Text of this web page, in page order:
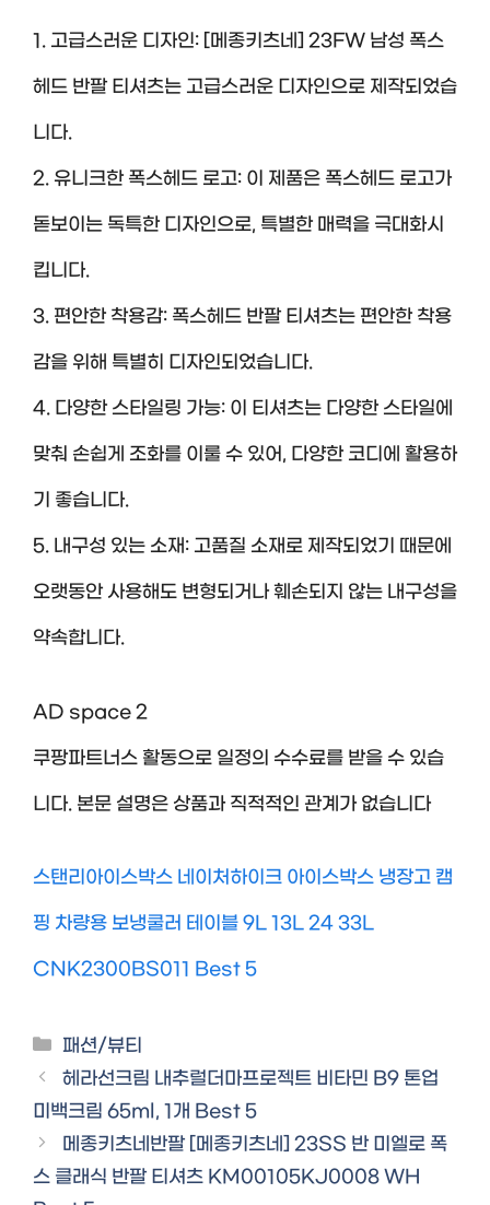
1. 고급스러운 디자인: [메종키츠네] 23FW 남성 폭스
헤드 반팔 티셔츠는 고급스러운 디자인으로 제작되었습
니다.
2. 유니크한 폭스헤드 로고: 이 제품은 폭스헤드 로고가
돋보이는 독특한 디자인으로, 특별한 매력을 극대화시
킵니다.
3. 편안한 착용감: 폭스헤드 반팔 티셔츠는 편안한 착용
감을 위해 특별히 디자인되었습니다.
4. 다양한 스타일링 가능: 이 티셔츠는 다양한 스타일에
맞춰 손쉽게 조화를 이룰 수 있어, 다양한 코디에 활용하
기 좋습니다.
5. 내구성 있는 소재: 고품질 소재로 제작되었기 때문에
오랫동안 사용해도 변형되거나 훼손되지 않는 내구성을
약속합니다.
AD space 2
쿠팡파트너스 활동으로 일정의 수수료를 받을 수 있습
니다. 본문 설명은 상품과 직적적인 관계가 없습니다
스탠리아이스박스 네이처하이크 아이스박스 냉장고 캠
핑 차량용 보냉쿨러 테이블 9L 13L 24 33L
CNK2300BS011 Best 5
Categories
패션/뷰티
헤라선크림 내추럴더마프로젝트 비타민 B9 톤업
미백크림 65ml, 1개 Best 5
메종키츠네반팔 [메종키츠네] 23SS 반 미엘로 폭
스 클래식 반팔 티셔츠 KM00105KJ0008 WH